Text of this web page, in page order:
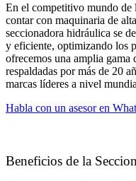
En el competitivo mundo de
contar con maquinaria de
seccionadora hidráulica se
y eficiente, optimizando los
ofrecemos una amplia gama
respaldadas por más de 20
marcas líderes a nivel
Habla con un asesor en
Beneficios de la